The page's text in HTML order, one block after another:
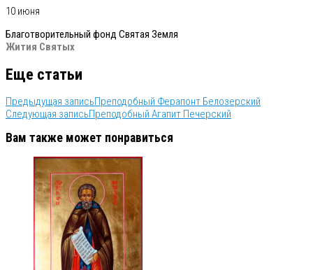
10 июня
Благотворительный фонд Святая Земля
Жития Святых
Еще статьи
Предыдущая записьПреподобный Ферапонт Белозерский
Следующая записьПреподобный Агапит Печерский
Вам также может понравиться